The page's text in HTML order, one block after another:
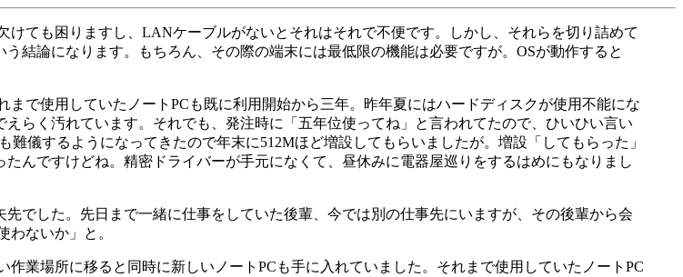
ても困りますし、LANケーブルがないとそれはそれで不便です。しかし、それらを切り詰めて
結論になります。もちろん、その際の端末には最低限の機能は必要ですが。OSが動作すると
で使用していたノートPCも既に利用開始から三年。昨年夏にはハードディスクが使用不能にな
らく汚れています。それでも、発注時に「五年位使ってね」と言われてたので、ひいひい言い
儀するようになってきたので年末に512Mほど増設してもらいましたが。増設「してもらった」
んですけどね。精密ドライバーが手元になくて、昼休みに電器屋巡りをするはめにもなりまし
でした。先日まで一緒に仕事をしていた後輩、今では別の仕事先にいますが、その後輩から会
わないか」と。
業場所に移ると同時に新しいノートPCも手に入れていました。それまで使用していたノートPC